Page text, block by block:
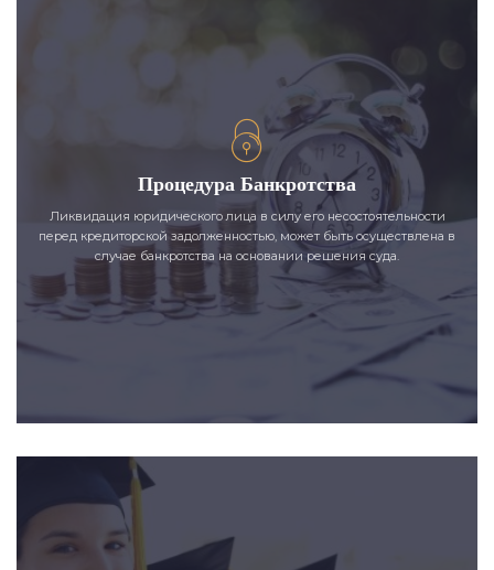
Процедура Банкротства
Ликвидация юридического лица в силу его несостоятельности
перед кредиторской задолженностью, может быть осуществлена в
случае банкротства на основании решения суда.